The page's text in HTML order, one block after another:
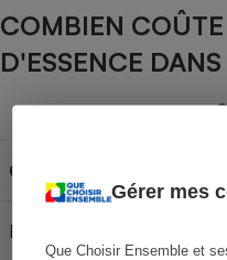
Gérer mes
Que Choisir Ensemble et
COMBIEN
D'ESSENCE
Carburant
E85